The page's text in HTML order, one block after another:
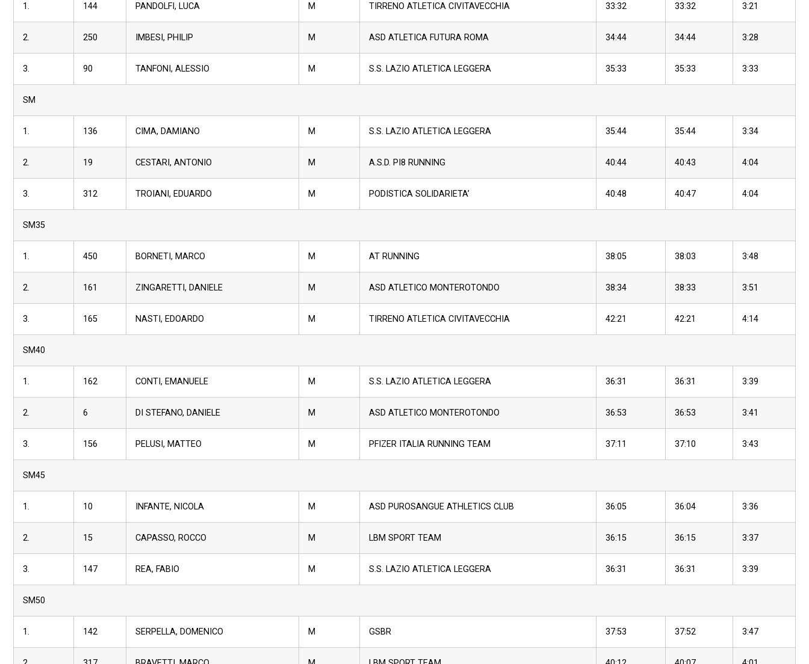
1. 144 PANDOLFI, LUCA M TIRRENO ATLETICA CIVITAVECCHIA 33:32 33:32 3:21
2. 250 IMBESI, PHILIP M ASD ATLETICA FUTURA ROMA 34:44 34:44 3:28
3. 90 TANFONI, ALESSIO M S.S. LAZIO ATLETICA LEGGERA 35:33 35:33 3:33
SM
1. 136 CIMA, DAMIANO M S.S. LAZIO ATLETICA LEGGERA 35:44 35:44 3:34
2. 19 CESTARI, ANTONIO M A.S.D. PI8 RUNNING 40:44 40:43 4:04
3. 312 TROIANI, EDUARDO M PODISTICA SOLIDARIETA’ 40:48 40:47 4:04
SM35
1. 450 BORNETI, MARCO M AT RUNNING 38:05 38:03 3:48
2. 161 ZINGARETTI, DANIELE M ASD ATLETICO MONTEROTONDO 38:34 38:33 3:51
3. 165 NASTI, EDOARDO M TIRRENO ATLETICA CIVITAVECCHIA 42:21 42:21 4:14
SM40
1. 162 CONTI, EMANUELE M S.S. LAZIO ATLETICA LEGGERA 36:31 36:31 3:39
2. 6 DI STEFANO, DANIELE M ASD ATLETICO MONTEROTONDO 36:53 36:53 3:41
3. 156 PELUSI, MATTEO M PFIZER ITALIA RUNNING TEAM 37:11 37:10 3:43
SM45
1. 10 INFANTE, NICOLA M ASD PUROSANGUE ATHLETICS CLUB 36:05 36:04 3:36
2. 15 CAPASSO, ROCCO M LBM SPORT TEAM 36:15 36:15 3:37
3. 147 REA, FABIO M S.S. LAZIO ATLETICA LEGGERA 36:31 36:31 3:39
SM50
1. 142 SERPELLA, DOMENICO M GSBR 37:53 37:52 3:47